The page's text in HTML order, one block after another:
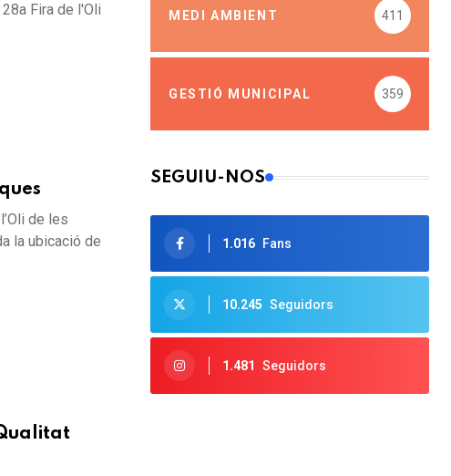
Fira de l'Oli
de les
la ubicació de
MEDI AMBIENT 411
GESTIÓ MUNICIPAL 359
SEGUIU-NOS
1.016 Fans
10.245 Seguidors
1.481 Seguidors